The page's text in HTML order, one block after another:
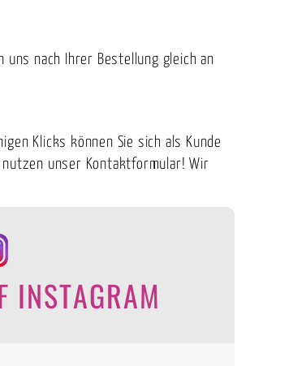
uns nach Ihrer Bestellung gleich an
Klicks können Sie sich als Kunde
nutzen unser Kontaktformular! Wir
INSTAGRAM